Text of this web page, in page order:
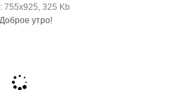
755х925, 325 Kb